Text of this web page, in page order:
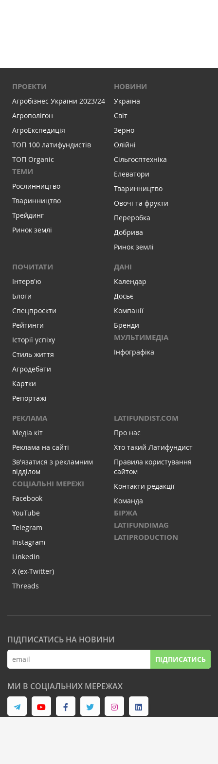
ПРОЕКТИ
Агробізнес України 2023/24
Агрополігон
АгроЕкспедиція
ТОП 100 латифундистів
ТОП Organic
ТЕМИ
Рослинництво
Тваринництво
Трейдинг
Ринок землі
НОВИНИ
Україна
Світ
Зерно
Олійні
Сільгосптехніка
Елеватори
Тваринництво
Овочі та фрукти
Переробка
Добрива
Ринок землі
ПОЧИТАТИ
Інтервʼю
Блоги
Спецпроєкти
Рейтинги
Історії успіху
Стиль життя
Агродебати
Картки
Репортажі
ДАНІ
Календар
Досьє
Компанії
Бренди
МУЛЬТИМЕДІА
Інфографіка
РЕКЛАМА
Медіа кіт
Реклама на сайті
Зв'язатися з рекламним
відділом
СОЦІАЛЬНІ МЕРЕЖІ
Facebook
YouTube
Telegram
Instagram
LinkedIn
X (ex-Twitter)
Threads
LATIFUNDIST.COM
Про нас
Хто такий Латифундист
Правила користування
сайтом
Контакти редакції
Команда
БІРЖА
LATIFUNDIMAG
LATIPRODUCTION
ПІДПИСАТИСЬ НА НОВИНИ
ПІДПИСАТИСЬ
МИ В СОЦІАЛЬНИХ МЕРЕЖАХ